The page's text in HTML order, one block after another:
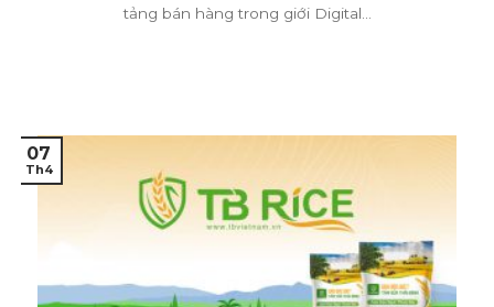
tảng bán hàng trong giới Digital...
07
Th4